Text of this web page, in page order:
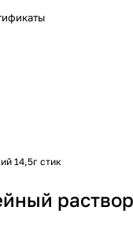
14,5г стик